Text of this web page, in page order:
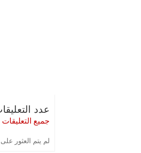
عدد
جميع
لم يتم العثور على